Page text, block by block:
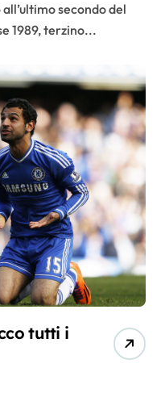
1989, terzino...
tutti i